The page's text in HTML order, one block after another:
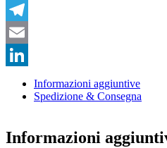
X
Telegram
Email
LinkedIn
Informazioni aggiuntive
Spedizione & Consegna
Informazioni